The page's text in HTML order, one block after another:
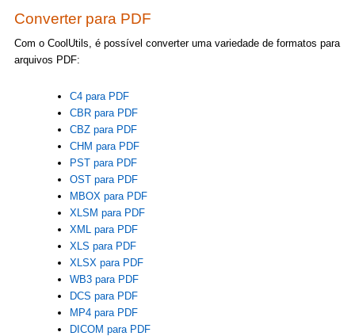
Converter para PDF
Com o CoolUtils, é possível converter uma variedade de formatos para
arquivos PDF:
C4 para PDF
CBR para PDF
CBZ para PDF
CHM para PDF
PST para PDF
OST para PDF
MBOX para PDF
XLSM para PDF
XML para PDF
XLS para PDF
XLSX para PDF
WB3 para PDF
DCS para PDF
MP4 para PDF
DICOM para PDF